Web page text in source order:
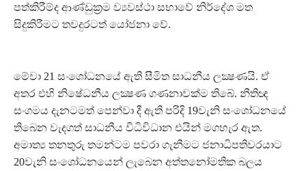
පත්කිරීම්ද ආණ්ඩුක්‍රම ව්‍යවස්ථා සභාවේ නිර්දේශ මත
සිදුකිරීමට තවදුරටත් යෝජනා වේ.
මේවා 21 සංශෝධනයේ ඇති සීමිත සාධනීය ලක්‍ෂණයි. ඒ
අතර එහි නිෂේධනීය ලක්‍ෂණ ගණනාවක්ම තිබේ. නීතිඥ
සංගමය දැනටමත් පෙන්වා දී ඇති පරිදි 19වැනි සංශෝධනයේ
තිබෙන වැදගත් සාධනීය විධිවිධාන එයින් මගහැර ඇත.
අමාත්‍ය තනතුරු තමන්ටම පවරා ගැනීමට ජනාධිපතිවරයාට
20වැනි සංශෝධනයෙන් ලැබෙන අත්තනෝමතික බලය